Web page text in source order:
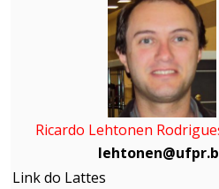
Ricardo Lehtonen
Link do Lattes